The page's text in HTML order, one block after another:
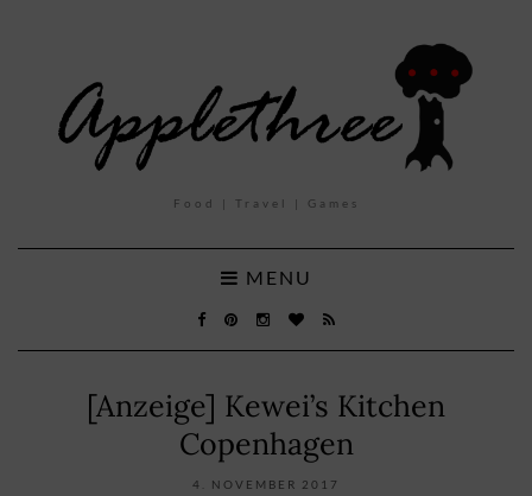
Food | Travel | Games
MENU
[Anzeige] Kewei’s Kitchen
Copenhagen
4. NOVEMBER 2017